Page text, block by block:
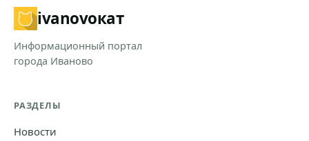
ivanovoкат
Информационный портал
города Иваново
РАЗДЕЛЫ
Новости